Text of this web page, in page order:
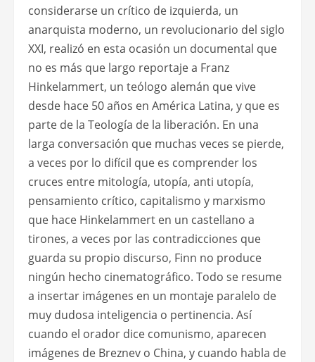
considerarse un crítico de izquierda, un
anarquista moderno, un revolucionario del siglo
XXI, realizó en esta ocasión un documental que
no es más que largo reportaje a Franz
Hinkelammert, un teólogo alemán que vive
desde hace 50 años en América Latina, y que es
parte de la Teología de la liberación. En una
larga conversación que muchas veces se pierde,
a veces por lo difícil que es comprender los
cruces entre mitología, utopía, anti utopía,
pensamiento crítico, capitalismo y marxismo
que hace Hinkelammert en un castellano a
tirones, a veces por las contradicciones que
guarda su propio discurso, Finn no produce
ningún hecho cinematográfico. Todo se resume
a insertar imágenes en un montaje paralelo de
muy dudosa inteligencia o pertinencia. Así
cuando el orador dice comunismo, aparecen
imágenes de Breznev o China, y cuando habla de